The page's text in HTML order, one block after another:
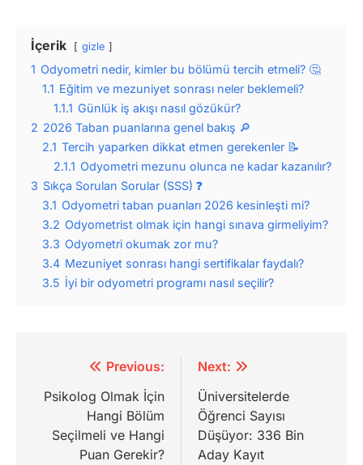
İçerik gizle
1 Odyometri nedir, kimler bu bölümü tercih etmeli? 🤔
1.1 Eğitim ve mezuniyet sonrası neler beklemeli?
1.1.1 Günlük iş akışı nasıl gözükür?
2 2026 Taban puanlarına genel bakış 🔎
2.1 Tercih yaparken dikkat etmen gerekenler 📝
2.1.1 Odyometri mezunu olunca ne kadar kazanılır?
3 Sıkça Sorulan Sorular (SSS) ❓
3.1 Odyometri taban puanları 2026 kesinleşti mi?
3.2 Odyometrist olmak için hangi sınava girmeliyim?
3.3 Odyometri okumak zor mu?
3.4 Mezuniyet sonrası hangi sertifikalar faydalı?
3.5 İyi bir odyometri programı nasıl seçilir?
gezinmesi
Previous:
Psikolog Olmak İçin
Hangi Bölüm
Seçilmeli ve Hangi
Puan Gerekir?
Next:
Üniversitelerde
Öğrenci Sayısı
Düşüyor: 336 Bin
Aday Kayıt